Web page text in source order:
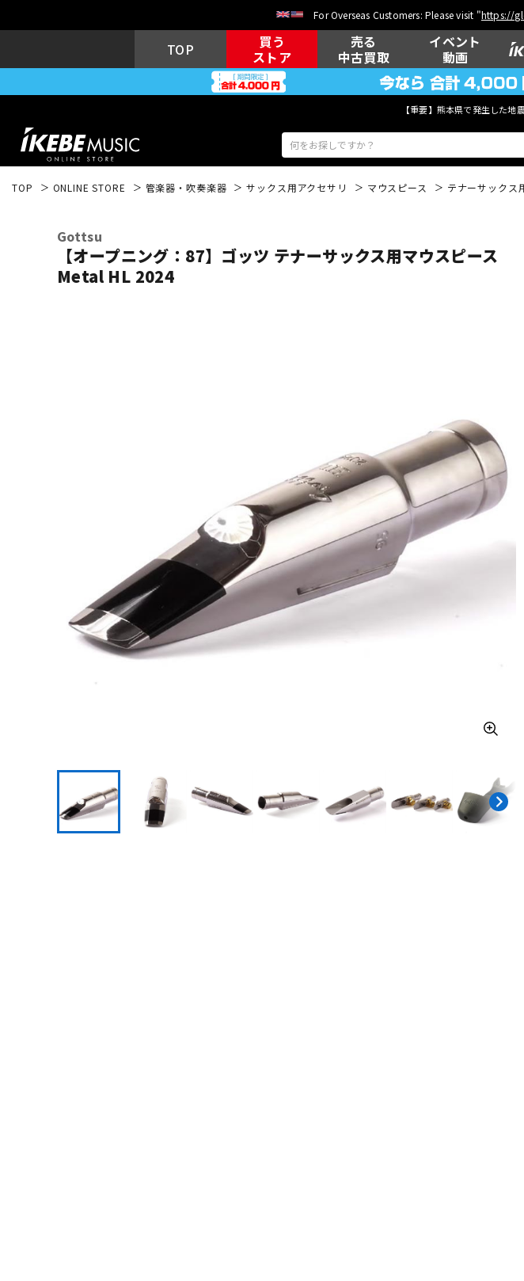
For Overseas Customers: Please visit "https://
TOP
買う
ストア
売る
中古買取
イベント
動画
【重要】熊本県で発生した地
TOP ONLINE STORE 管楽器・吹奏楽器 サックス用アクセサリ マウスピース テナーサックス
Gottsu
【オープニング：87】ゴッツ テナーサックス用マウスピース
Metal HL 2024